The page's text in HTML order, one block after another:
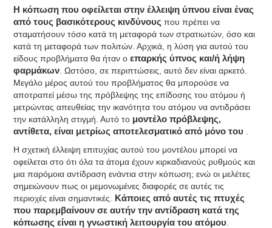
Η κόπωση που οφείλεται στην έλλειψη ύπνου είναι ένας
από τους βασικότερους κινδύνους που πρέπει να
σταματήσουν τόσο κατά τη μεταφορά των στρατιωτών, όσο και
κατά τη μεταφορά των πολιτών. Αρχικά, η λύση για αυτού του
είδους προβλήματα θα ήταν οεπαρκής ύπνος και/ή λήψη
φαρμάκων . Ωστόσο, σε περιπτώσεις, αυτό δεν είναι αρκετό.
Μεγάλο μέρος αυτού του προβλήματος θα μπορούσε να
αποτραπεί μέσω της πρόβλεψης της επίδοσης του ατόμου ή
μετρώντας απευθείας την ικανότητα του ατόμου να αντιδράσει
την κατάλληλη στιγμή. Αυτό το μοντέλο πρόβλεψης,
αντίθετα, είναι μετρίως αποτελεσματικό από μόνο του
Η σχετική έλλειψη επιτυχίας αυτού του μοντέλου μπορεί να
οφείλεται στο ότι όλα τα άτομα έχουν κιρκαδιανούς ρυθμούς και
μια παρόμοια αντίδραση ενάντια στην κόπωση; ενώ οι μελέτες
σημειώνουν πως οι μεμονωμένες διαφορές σε αυτές τις
περιοχές είναι σημαντικές.
Κάποιες από αυτές τις πτυχές
που παρεμβαίνουν σε αυτήν την αντίδραση κατά της
κόπωσης είναι η γνωστική λειτουργία του ατόμου